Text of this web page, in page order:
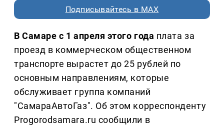
Подписывайтесь в MAX
В Самаре с 1 апреля этого года плата за
проезд в коммерческом общественном
транспорте вырастет до 25 рублей по
основным направлениям, которые
обслуживает группа компаний
"СамараАвтоГаз". Об этом корреспонденту
Progorodsamara.ru сообщили в